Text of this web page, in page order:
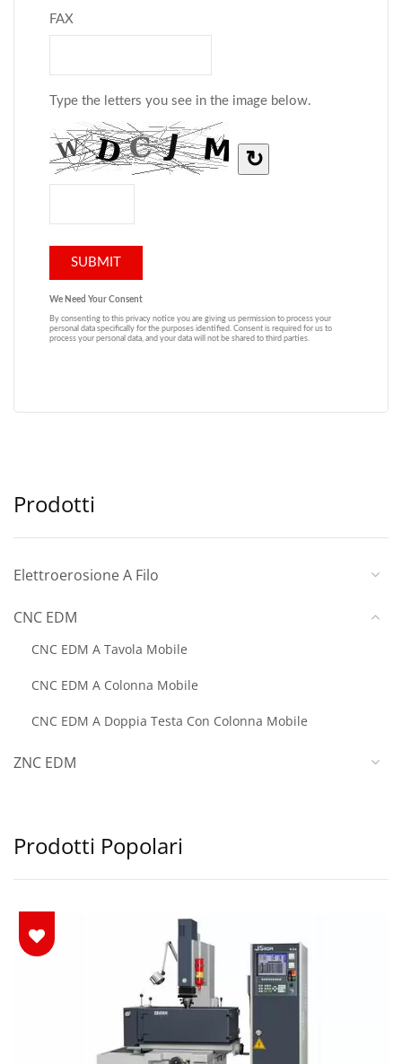
Prodotti
Elettroerosione A Filo
CNC EDM
CNC EDM A Tavola Mobile
CNC EDM A Colonna Mobile
CNC EDM A Doppia Testa Con Colonna Mobile
ZNC EDM
Prodotti Popolari